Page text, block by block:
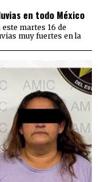
en todo México
martes 16 de
muy fuertes en la